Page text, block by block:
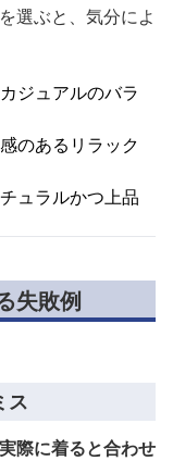
選ぶと、気分によ
ジュアルのバラ
のあるリラック
チュラルかつ上品
失敗例
ス
際に着ると合わせ